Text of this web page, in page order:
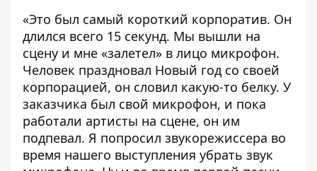
«Это был самый короткий корпоратив. Он
длился всего 15 секунд. Мы вышли на
сцену и мне «залетел» в лицо микрофон.
Человек праздновал Новый год со своей
корпорацией, он словил какую-то белку. У
заказчика был свой микрофон, и пока
работали артисты на сцене, он им
подпевал. Я попросил звукорежиссера во
время нашего выступления убрать звук